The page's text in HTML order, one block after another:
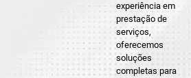
experiência em
prestação de
serviços,
oferecemos
soluções
completas para